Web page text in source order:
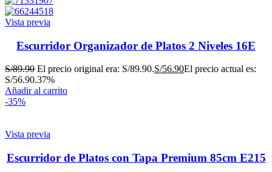
Vista previa
Escurridor Organizador de Platos 2 Niveles 16E
S/89.90 El precio original era: S/89.90.S/56.90El precio actual es:
S/56.90.37%
Añadir al carrito
-35%
Vista previa
Escurridor de Platos con Tapa Premium 85cm E215